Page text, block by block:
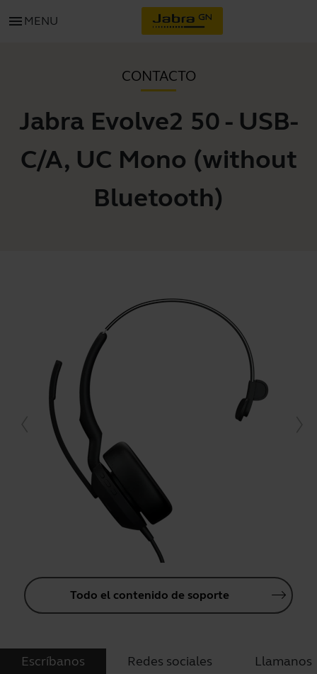
menu MENU
CONTACTO
Jabra Evolve2 50 - USB-
C/A, UC Mono (without
Bluetooth)
Todo el contenido de soporte
Escríbanos Redes sociales Llamanos